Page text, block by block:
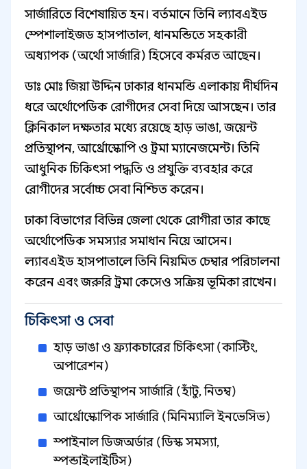
সার্জারিতে বিশেষায়িত হন। বর্তমানে তিনি ল্যাবএইড
স্পেশালাইজড হাসপাতাল, ধানমন্ডিতে সহকারী
অধ্যাপক (অর্থো সার্জারি) হিসেবে কর্মরত আছেন।
ডাঃ মোঃ জিয়া উদ্দিন ঢাকার ধানমন্ডি এলাকায় দীর্ঘদিন
ধরে অর্থোপেডিক রোগীদের সেবা দিয়ে আসছেন। তার
ক্লিনিকাল দক্ষতার মধ্যে রয়েছে হাড় ভাঙা, জয়েন্ট
প্রতিস্থাপন, আর্থ্রোস্কোপি ও ট্রমা ম্যানেজমেন্ট। তিনি
আধুনিক চিকিৎসা পদ্ধতি ও প্রযুক্তি ব্যবহার করে
রোগীদের সর্বোচ্চ সেবা নিশ্চিত করেন।
ঢাকা বিভাগের বিভিন্ন জেলা থেকে রোগীরা তার কাছে
অর্থোপেডিক সমস্যার সমাধান নিয়ে আসেন।
ল্যাবএইড হাসপাতালে তিনি নিয়মিত চেম্বার পরিচালনা
করেন এবং জরুরি ট্রমা কেসেও সক্রিয় ভূমিকা রাখেন।
চিকিৎসা ও সেবা
হাড় ভাঙা ও ফ্র্যাকচারের চিকিৎসা (কাস্টিং,
অপারেশন)
জয়েন্ট প্রতিস্থাপন সার্জারি (হাঁটু, নিতম্ব)
আর্থ্রোস্কোপিক সার্জারি (মিনিম্যালি ইনভেসিভ)
স্পাইনাল ডিজঅর্ডার (ডিস্ক সমস্যা,
স্পন্ডাইলাইটিস)